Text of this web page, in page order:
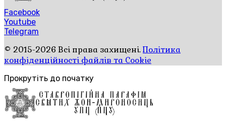
Facebook
Youtube
Telegram
© 2015-2026 Всі права захищені.Політика
конфіденційності файлів та Cookie
Прокрутіть до початку